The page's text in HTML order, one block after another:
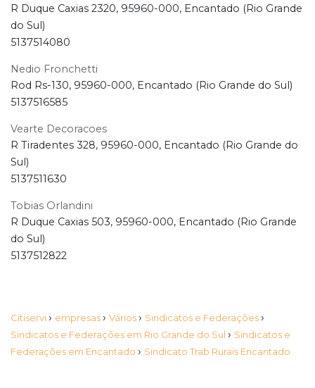
R Duque Caxias 2320, 95960-000, Encantado (Rio Grande
do Sul)
5137514080
Nedio Fronchetti
Rod Rs-130, 95960-000, Encantado (Rio Grande do Sul)
5137516585
Vearte Decoracoes
R Tiradentes 328, 95960-000, Encantado (Rio Grande do
Sul)
5137511630
Tobias Orlandini
R Duque Caxias 503, 95960-000, Encantado (Rio Grande
do Sul)
5137512822
Citiservi › empresas › Vários › Sindicatos e Federações ›
Sindicatos e Federações em Rio Grande do Sul › Sindicatos e
Federações em Encantado › Sindicato Trab Rurais Encantado